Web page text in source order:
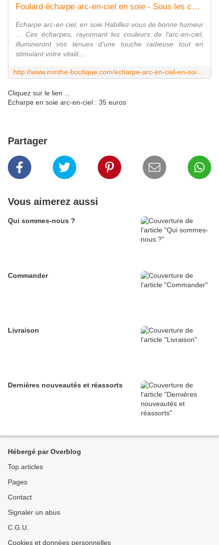
Foulard écharpe arc-en-ciel en soie - Sous les chênes ...
Echarpe arc-en ciel, en soie Habillez-vous de bonne humeur
... Ces écharpes, rayonnant les couleurs de l'arc-en-ciel,
illumineront vos tenues d'une touche radieuse tout en
stimulant votre vitalit...
Cliquez sur le lien ...
Echarpe en soie arc-en-ciel : 35 euros
Partager
Vous aimerez aussi
Qui sommes-nous ?
Commander
Livraison
Dernières nouveautés et réassorts
Hébergé par Overblog
Top articles
Pages
Contact
Signaler un abus
C.G.U.
Cookies et données personnelles